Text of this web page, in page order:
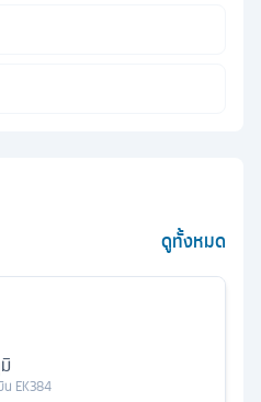
ดูทั้งหมด
น EK384